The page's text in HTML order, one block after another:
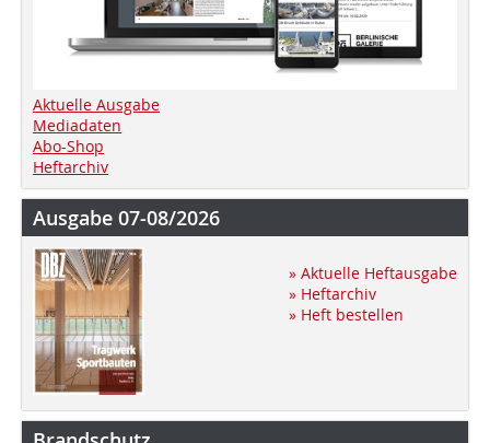
Aktuelle Ausgabe
Mediadaten
Abo-Shop
Heftarchiv
Ausgabe 07-08/2026
» Aktuelle Heftausgabe
» Heftarchiv
» Heft bestellen